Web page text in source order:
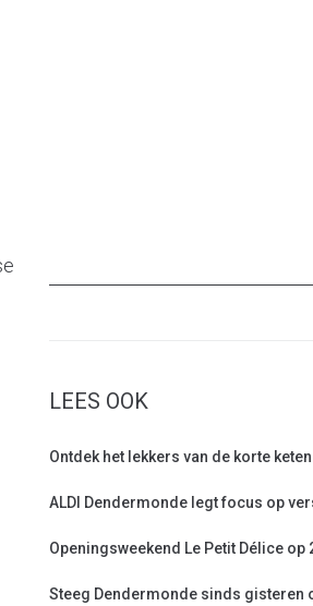
LEES OOK
Ontdek het lekkers van de korte
ALDI Dendermonde legt focus op
Openingsweekend Le Petit Délice op
Steeg Dendermonde sinds gisteren